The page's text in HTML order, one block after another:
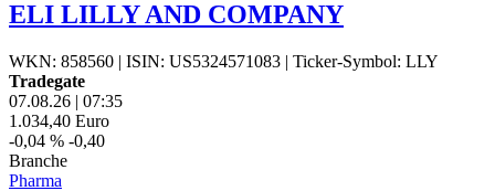
ELI LILLY AND COMPANY
WKN: 858560 | ISIN: US5324571083 | Ticker-Symbol: LLY
Tradegate
07.08.26 | 07:35
1.034,40 Euro
-0,04 % -0,40
Branche
Pharma